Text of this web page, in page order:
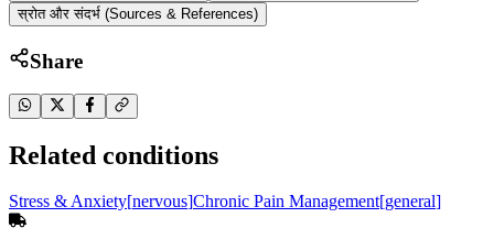
स्रोत और संदर्भ (Sources & References)
Share
Related conditions
Stress & Anxiety[nervous]Chronic Pain Management[general]